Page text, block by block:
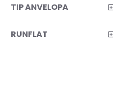
TIP ANVELOPA
RUNFLAT